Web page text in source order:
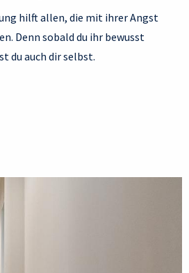
hilft allen, die mit ihrer Angst
Denn sobald du ihr bewusst
du auch dir selbst.